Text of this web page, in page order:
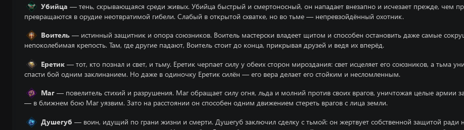
Убийца — тень, скрывающаяся среди живых. Убийца быстрый и смертоносный, он нападает внезапно и исчезает прежде, чем
превращаются в орудие неотвратимой гибели. Слабый в открытой схватке, но во тьме — непревзойдённый охотник.
Воитель— истинный защитник и опора союзников. Воитель мастерски владеет щитом и способен остановить даже самые
непоколебимая крепость. Там, где другие падают, Воитель стоит до конца, прикрывая друзей и ведя их вперёд.
Еретик— тот, кто познал и свет, и тьму. Еретик черпает силу у обеих сторон мироздания: свет исцеляет его союзников, а тьма
спасти бой одним заклинанием. Но даже в одиночку Еретик силён — его вера делает его стойким и несломленным.
Маг— повелитель стихий и разрушения. Маг обращает силу огня, льда и молний против своих врагов, уничтожая целые армии
— в ближнем бою Маг уязвим. Зато на расстоянии он способен одним движением стереть врагов с лица земли.
Душегуб — воин, идущий по грани жизни и смерти. Душегуб заключил сделку с тьмой: он жертвует собственной защитой